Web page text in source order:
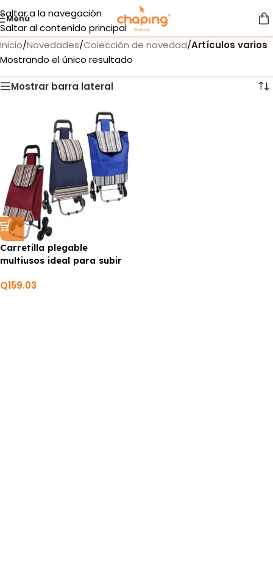
Saltar a la navegación
Saltar al contenido principal
Menú
Inicio/Novedades/Colección de novedad/Artículos varios
Mostrando el único resultado
Mostrar barra lateral
Carretilla plegable
multiusos ideal para subir
Q159.03